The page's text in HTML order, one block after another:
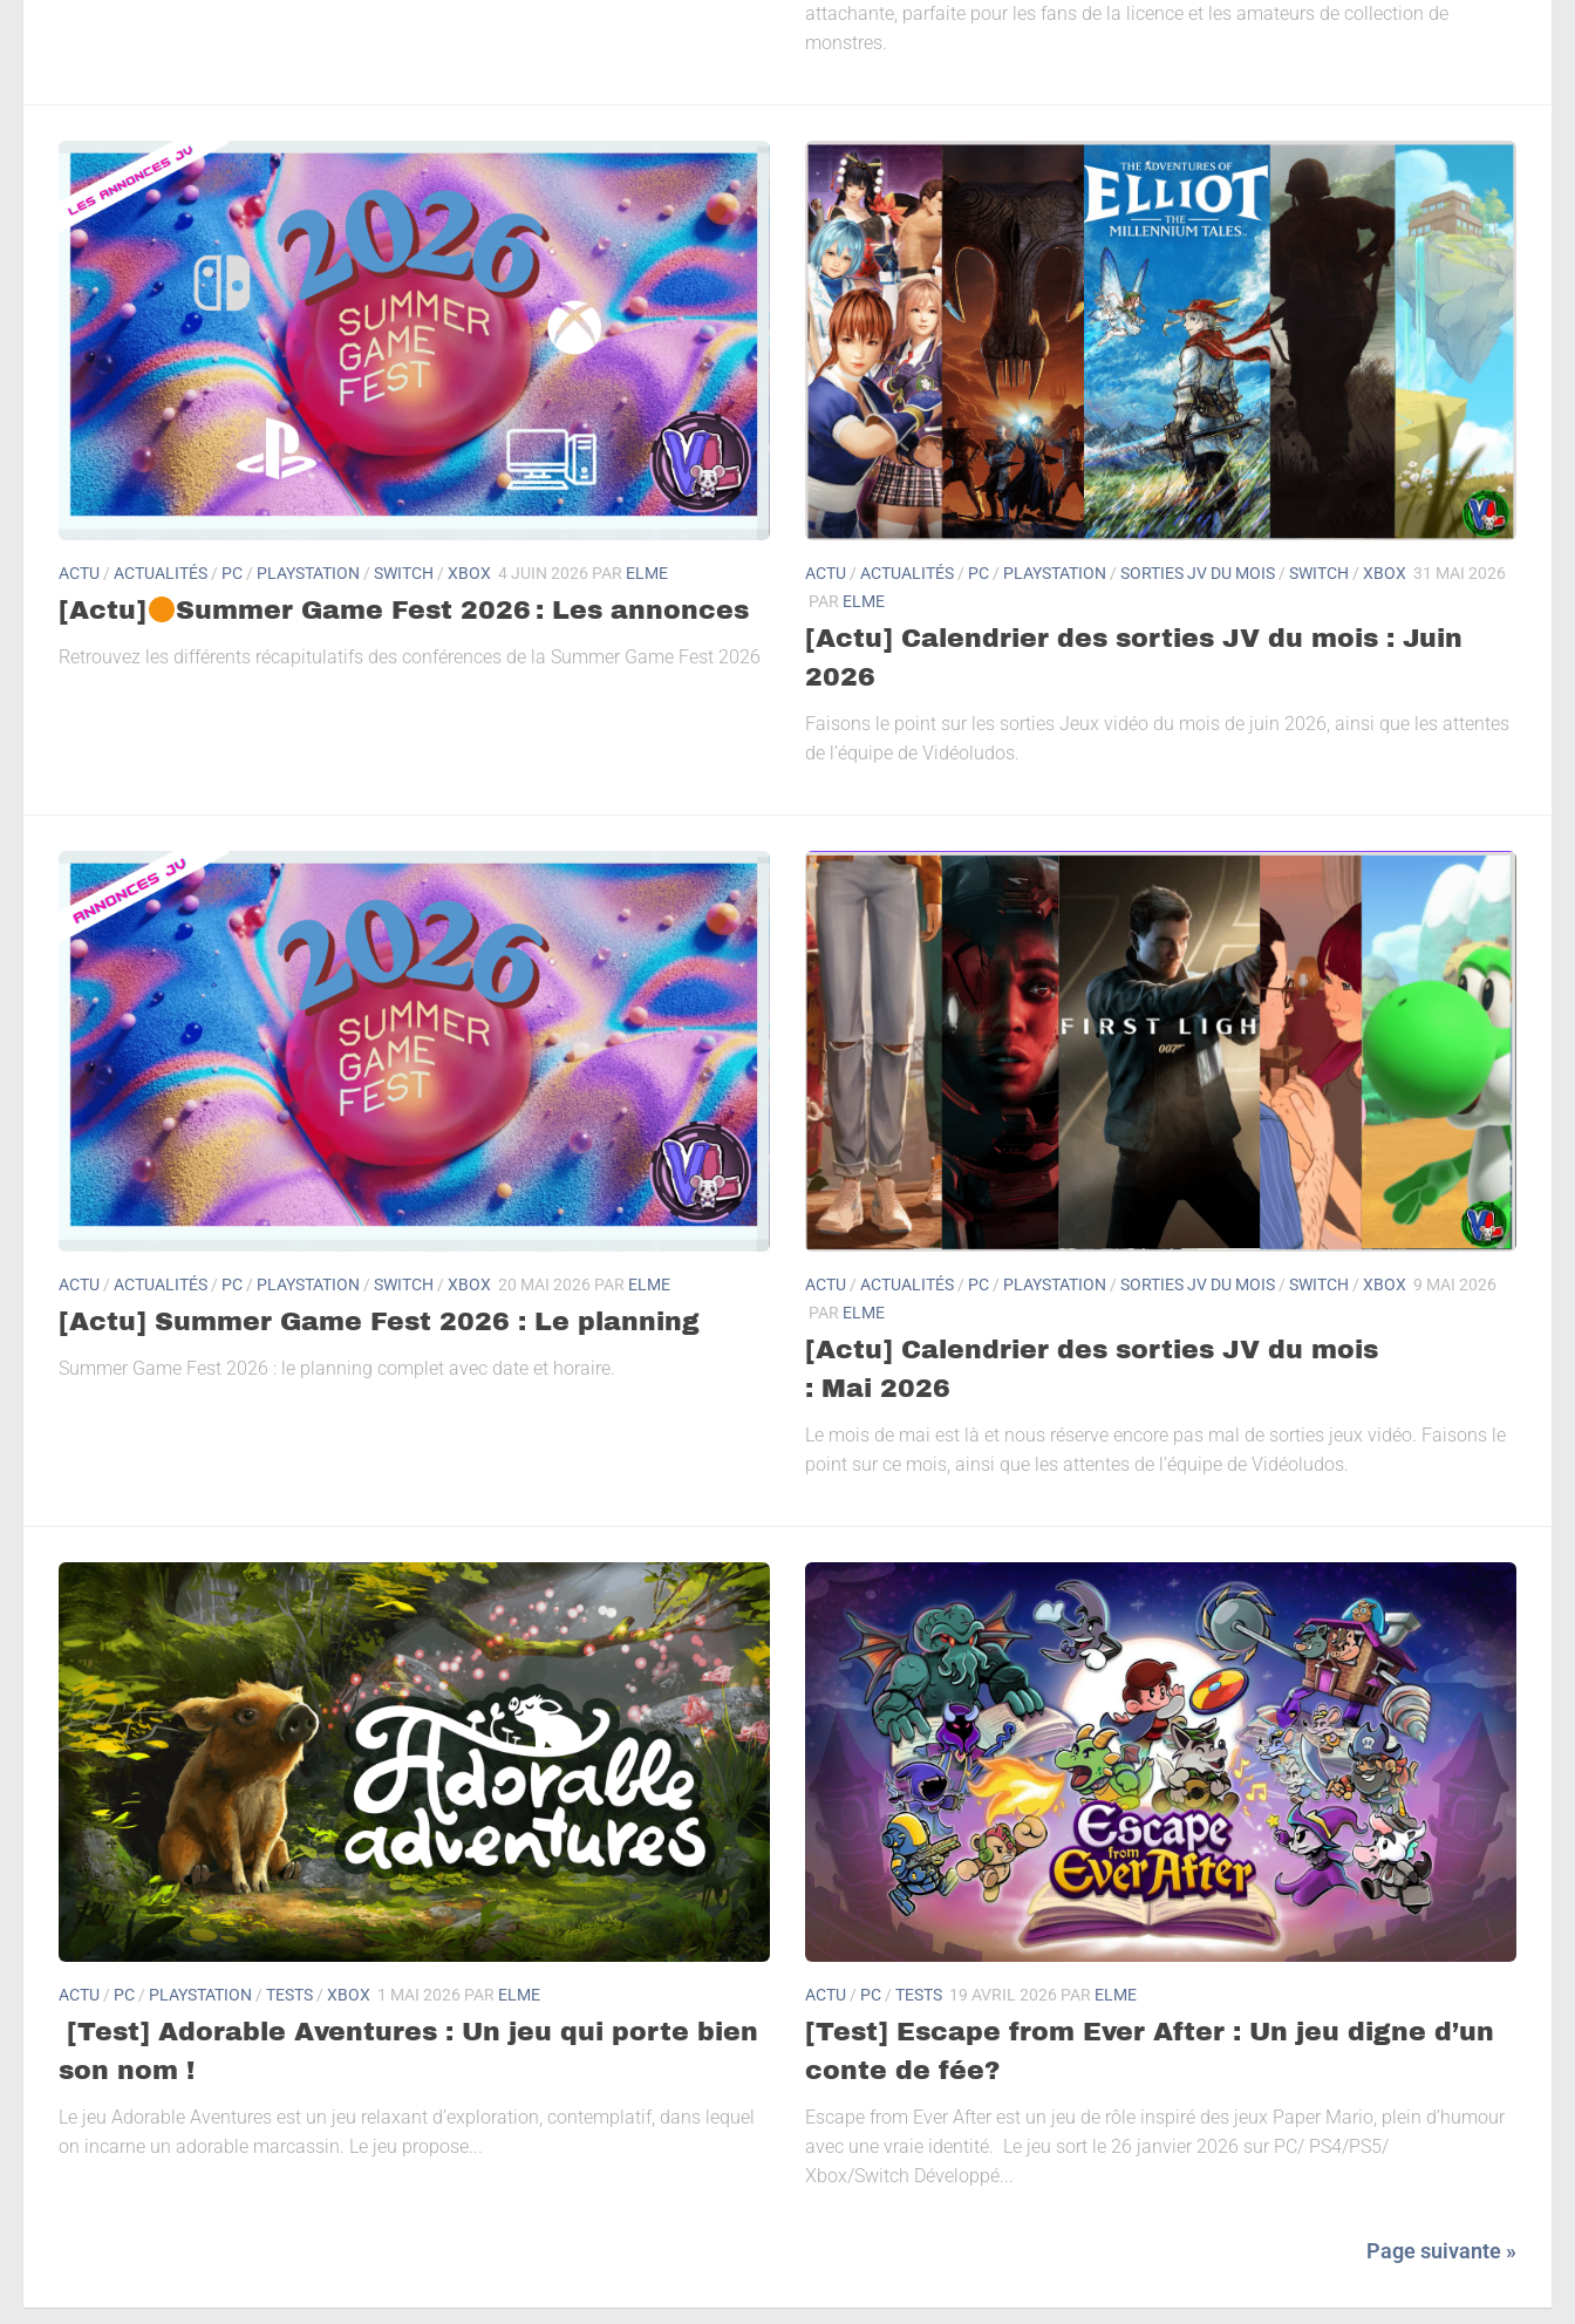
attachante, parfaite pour les fans de la licence et les amateurs de collection de
monstres.
ACTU / ACTUALITÉS / PC / PLAYSTATION / SWITCH / XBOX 4 JUIN 2026 PAR ELME
[Actu] Summer Game Fest 2026 : Les annonces
Retrouvez les différents récapitulatifs des conférences de la Summer Game Fest 2026
ACTU / ACTUALITÉS / PC / PLAYSTATION / SORTIES JV DU MOIS / SWITCH / XBOX 31 MAI 2026
PAR ELME
[Actu] Calendrier des sorties JV du mois : Juin
2026
Faisons le point sur les sorties Jeux vidéo du mois de juin 2026, ainsi que les attentes
de l’équipe de Vidéoludos.
ACTU / ACTUALITÉS / PC / PLAYSTATION / SWITCH / XBOX 20 MAI 2026 PAR ELME
[Actu] Summer Game Fest 2026 : Le planning
Summer Game Fest 2026 : le planning complet avec date et horaire.
ACTU / ACTUALITÉS / PC / PLAYSTATION / SORTIES JV DU MOIS / SWITCH / XBOX 9 MAI 2026
PAR ELME
[Actu] Calendrier des sorties JV du mois
: Mai 2026
Le mois de mai est là et nous réserve encore pas mal de sorties jeux vidéo. Faisons le
point sur ce mois, ainsi que les attentes de l’équipe de Vidéoludos.
ACTU / PC / PLAYSTATION / TESTS / XBOX 1 MAI 2026 PAR ELME
[Test] Adorable Aventures : Un jeu qui porte bien
son nom !
Le jeu Adorable Aventures est un jeu relaxant d’exploration, contemplatif, dans lequel
on incarne un adorable marcassin. Le jeu propose...
ACTU / PC / TESTS 19 AVRIL 2026 PAR ELME
[Test] Escape from Ever After : Un jeu digne d’un
conte de fée?
Escape from Ever After est un jeu de rôle inspiré des jeux Paper Mario, plein d’humour
avec une vraie identité. Le jeu sort le 26 janvier 2026 sur PC/ PS4/PS5/
Xbox/Switch Développé...
Page suivante »